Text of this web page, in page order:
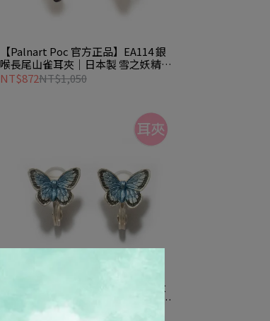
【Palnart Poc 官方正品】EA114 銀
喉長尾山雀耳夾｜日本製 雪之妖精
Shimaenaga
NT$872NT$1,050
【Palnart Poc 官方正品】EA145 大
和小灰蝶耳夾｜日本製 灰藍色翅膀
Butterfly
NT$822NT$990